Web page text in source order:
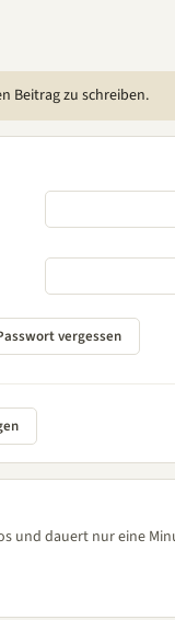
Beitrag zu schreiben.
und dauert nur eine